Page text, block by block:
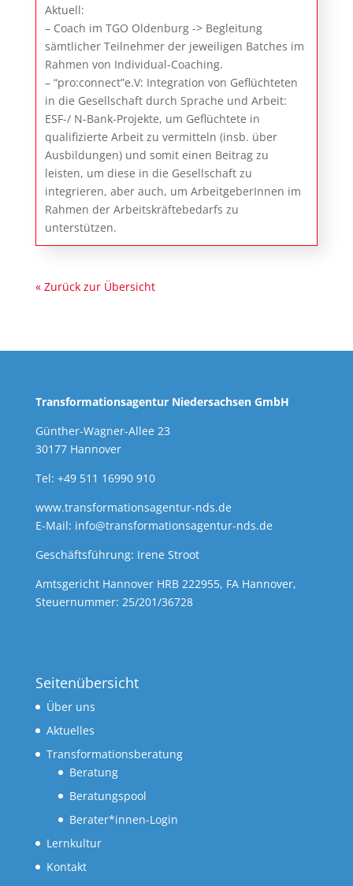
Aktuell:
– Coach im TGO Oldenburg -> Begleitung
sämtlicher Teilnehmer der jeweiligen Batches im
Rahmen von Individual-Coaching.
– “pro:connect”e.V: Integration von Geflüchteten
in die Gesellschaft durch Sprache und Arbeit:
ESF-/ N-Bank-Projekte, um Geflüchtete in
qualifizierte Arbeit zu vermitteln (insb. über
Ausbildungen) und somit einen Beitrag zu
leisten, um diese in die Gesellschaft zu
integrieren, aber auch, um ArbeitgeberInnen im
Rahmen der Arbeitskräftebedarfs zu
unterstützen.
« Zurück zur Übersicht
Transformationsagentur Niedersachsen GmbH
Günther-Wagner-Allee 23
30177 Hannover
Tel: +49 511 16990 910
www.transformationsagentur-nds.de
E-Mail: info@transformationsagentur-nds.de
Geschäftsführung: Irene Stroot
Amtsgericht Hannover HRB 222955, FA Hannover,
Steuernummer: 25/201/36728
Seitenübersicht
Über uns
Aktuelles
Transformationsberatung
Beratung
Beratungspool
Berater*innen-Login
Lernkultur
Kontakt